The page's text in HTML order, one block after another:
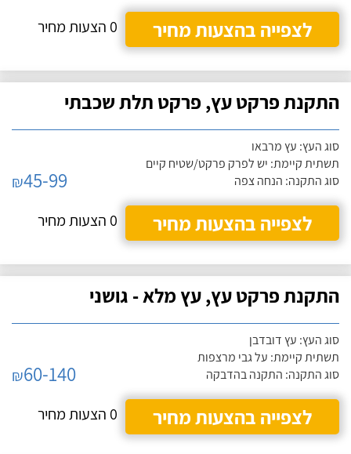
לצפייה בהצעות מחיר
0 הצעות מחיר
התקנת פרקט עץ, פרקט תלת שכבתי
סוג העץ: עץ מרבאו
תשתית קיימת: יש לפרק פרקט/שטיח קיים
סוג התקנה: הנחה צפה
₪45-99
לצפייה בהצעות מחיר
0 הצעות מחיר
התקנת פרקט עץ, עץ מלא - גושני
סוג העץ: עץ דובדבן
תשתית קיימת: על גבי מרצפות
סוג התקנה: התקנה בהדבקה
₪60-140
לצפייה בהצעות מחיר
0 הצעות מחיר